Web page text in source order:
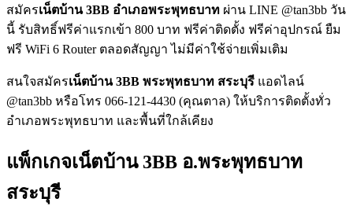
สมัครเน็ตบ้าน 3BB อำเภอพระพุทธบาท ผ่าน LINE @tan3bb วัน
นี้ รับสิทธิ์ฟรีค่าแรกเข้า 800 บาท ฟรีค่าติดตั้ง ฟรีค่าอุปกรณ์ ยืม
ฟรี WiFi 6 Router ตลอดสัญญา ไม่มีค่าใช้จ่ายเพิ่มเติม
สนใจสมัครเน็ตบ้าน 3BB พระพุทธบาท สระบุรี แอดไลน์
@tan3bb หรือโทร 066-121-4430 (คุณตาล) ให้บริการติดตั้งทั่ว
อำเภอพระพุทธบาท และพื้นที่ใกล้เคียง
แพ็กเกจเน็ตบ้าน 3BB อ.พระพุทธบาท
สระบุรี